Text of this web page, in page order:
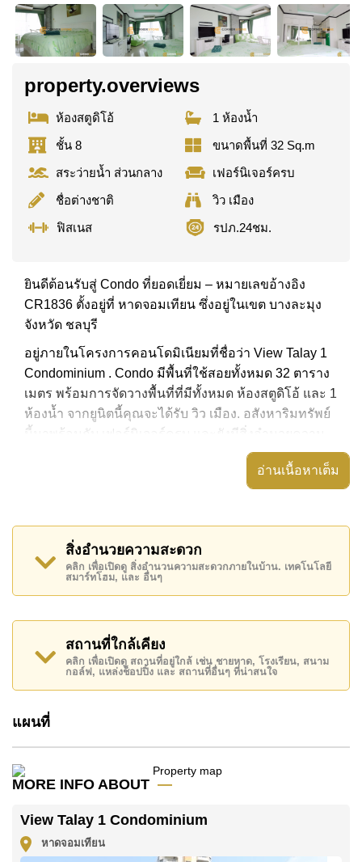
property.overviews
ห้องสตูดิโอ้
1 ห้องน้ำ
ชั้น 8
ขนาดพื้นที่ 32 Sq.m
สระว่ายน้ำ ส่วนกลาง
เฟอร์นิเจอร์ครบ
ชื่อต่างชาติ
วิว เมือง
ฟิสเนส
รปภ.24ชม.
ยินดีต้อนรับสู่ Condo ที่ยอดเยี่ยม – หมายเลขอ้างอิง
CR1836 ตั้งอยู่ที่ หาดจอมเทียน ซึ่งอยู่ในเขต บางละมุง
จังหวัด ชลบุรี
อยู่ภายในโครงการคอนโดมิเนียมที่ชื่อว่า View Talay 1
Condominium . Condo มีพื้นที่ใช้สอยทั้งหมด 32 ตาราง
เมตร พร้อมการจัดวางพื้นที่ที่มีทั้งหมด ห้องสตูดิโอ้ และ 1
ห้องน้ำ จากยูนิตนี้คุณจะได้รับ วิว เมือง. อสังหาริมทรัพย์
นี้มาพร้อมกับ เฟอร์นิเจอร์ครบ และยังมีสิ่งอำนวยความ
อสังหาริมทรัพย์นี้สามารถใช้ สระว่ายน้ำ ส่วนกลาง ได้
ส่วนกลาง ได้แก่ ฟิสเนส, ร้านอาหาร/ร้านกาแฟในสถาน
ที่, รปภ.24ชม.
สถานที่สำคัญใกล้ View Talay 1 Condominium ได้แก่:
เดินทางไปชายหาดได้ง่าย, ไกล้เคียงรถประจำทาง , ตลาด
น้ำสี่ภาคพัทยา, พัทยาปาร์ค , เอเชีย 9 หลุม กอล์ฟ ,
รพ.กรุงเทพจอมเทียน
อสังหาริมทรัพย์นี้เปิดให้เช่าระยะยาวในราคา ฿ 9,000
บาทต่อเดือน
โปรดทราบว่าราคาค่าเช่าที่ Cornerstone Real Estate
โฉนดที่ดินของอสังหาริมทรัพย์นี้อยู่ภายใต้กรรมสิทธิ์ ชื่อ
ค้นพบโอกาสในการทำให้ที่อยู่อาศัยนี้เป็นบ้านในฝันของ
คุณ!
อ่านเนื้อหาเต็ม
สิ่งอำนวยความสะดวก
คลิก เพื่อเปิดดู สิ่งอำนวนความสะดวกภายในบ้าน. เทคโนโลยี
สมาร์ทโฮม, และ อื่นๆ
สถานที่ใกล้เคียง
คลิก เพื่อเปิดดู สถานที่อยู่ใกล้ เช่น ชายหาด, โรงเรียน, สนาม
กอล์ฟ, แหล่งช็อปปิ้ง และ สถานที่อื่นๆ ที่น่าสนใจ
แผนที่
MORE INFO ABOUT
View Talay 1 Condominium
หาดจอมเทียน